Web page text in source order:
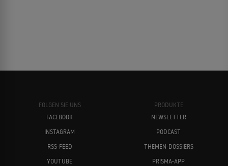
FOLGEN SIE UNS
FACEBOOK
INSTAGRAM
RSS-FEED
YOUTUBE
PRODUKTE
NEWSLETTER
PODCAST
THEMEN-DOSSIERS
PRISMA-APP